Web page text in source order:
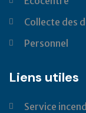
Collecte des
Personnel
Liens utiles
Service